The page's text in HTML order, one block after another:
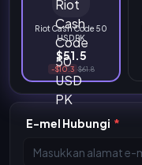
Riot Cash Code 50
USD PK
$51.5
-$10.3 $61.8
E-mel Hubungi *